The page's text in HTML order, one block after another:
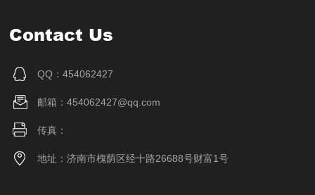
Contact Us
QQ：454062427
邮箱：454062427@qq.com
传真：
地址：济南市槐荫区经十路26688号财富1号